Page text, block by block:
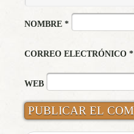
NOMBRE *
CORREO ELECTRÓNICO *
WEB